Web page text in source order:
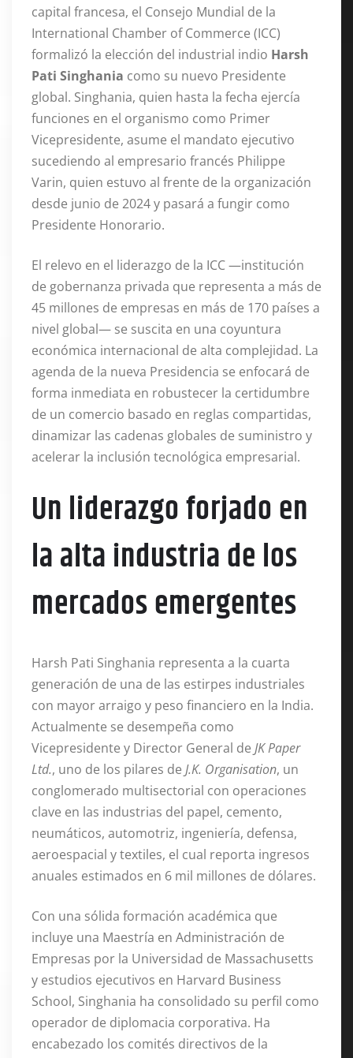
capital francesa, el Consejo Mundial de la
International Chamber of Commerce (ICC)
formalizó la elección del industrial indio Harsh
Pati Singhania como su nuevo Presidente
global. Singhania, quien hasta la fecha ejercía
funciones en el organismo como Primer
Vicepresidente, asume el mandato ejecutivo
sucediendo al empresario francés Philippe
Varin, quien estuvo al frente de la organización
desde junio de 2024 y pasará a fungir como
Presidente Honorario.
El relevo en el liderazgo de la ICC —institución
de gobernanza privada que representa a más de
45 millones de empresas en más de 170 países a
nivel global— se suscita en una coyuntura
económica internacional de alta complejidad. La
agenda de la nueva Presidencia se enfocará de
forma inmediata en robustecer la certidumbre
de un comercio basado en reglas compartidas,
dinamizar las cadenas globales de suministro y
acelerar la inclusión tecnológica empresarial.
Un liderazgo forjado en
la alta industria de los
mercados emergentes
Harsh Pati Singhania representa a la cuarta
generación de una de las estirpes industriales
con mayor arraigo y peso financiero en la India.
Actualmente se desempeña como
Vicepresidente y Director General de JK Paper
Ltd., uno de los pilares de J.K. Organisation, un
conglomerado multisectorial con operaciones
clave en las industrias del papel, cemento,
neumáticos, automotriz, ingeniería, defensa,
aeroespacial y textiles, el cual reporta ingresos
anuales estimados en 6 mil millones de dólares.
Con una sólida formación académica que
incluye una Maestría en Administración de
Empresas por la Universidad de Massachusetts
y estudios ejecutivos en Harvard Business
School, Singhania ha consolidado su perfil como
operador de diplomacia corporativa. Ha
encabezado los comités directivos de la